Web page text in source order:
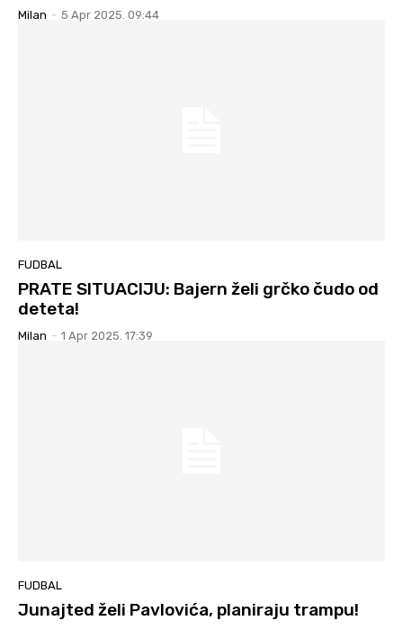
Milan - 5 Apr 2025. 09:44
FUDBAL
PRATE SITUACIJU: Bajern želi grčko čudo od
deteta!
Milan - 1 Apr 2025. 17:39
FUDBAL
Junajted želi Pavlovića, planiraju trampu!